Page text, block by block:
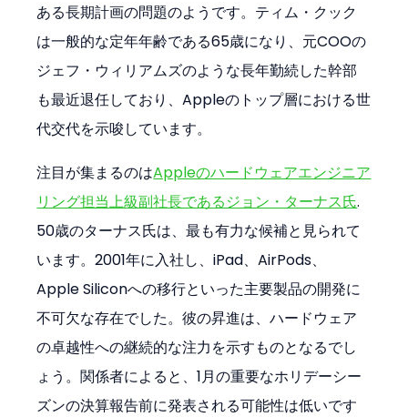
ある長期計画の問題のようです。ティム・クック
は一般的な定年年齢である65歳になり、元COOの
ジェフ・ウィリアムズのような長年勤続した幹部
も最近退任しており、Appleのトップ層における世
代交代を示唆しています。
注目が集まるのはAppleのハードウェアエンジニア
リング担当上級副社長であるジョン・ターナス氏.
50歳のターナス氏は、最も有力な候補と見られて
います。2001年に入社し、iPad、AirPods、
Apple Siliconへの移行といった主要製品の開発に
不可欠な存在でした。彼の昇進は、ハードウェア
の卓越性への継続的な注力を示すものとなるでし
ょう。関係者によると、1月の重要なホリデーシー
ズンの決算報告前に発表される可能性は低いです